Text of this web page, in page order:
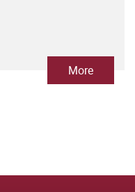
More